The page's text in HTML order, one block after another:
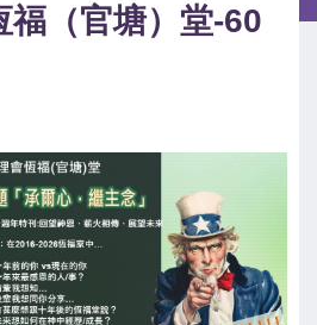
福（官塘）堂-60